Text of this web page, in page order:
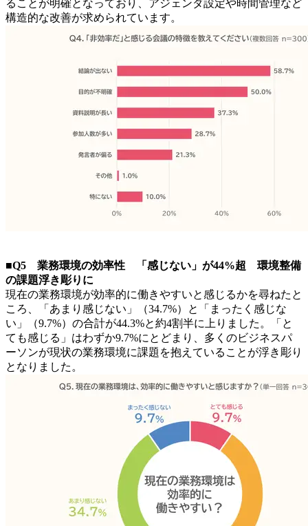
ることが明確となっており、アジェンダ設定や時間管理など
構造的な改善が求められています。
■Q5 業務環境の効率性 「感じない」が44%超 環境整備
の課題浮き彫りに
現在の業務環境が効率的に働きやすいと感じるかを尋ねたと
ころ、「あまり感じない」（34.7%）と「まったく感じな
い」（9.7%）の合計が44.3%と約4割半に上りました。「と
ても感じる」はわずか9.7%にとどまり、多くのビジネスパ
ーソンが現状の業務環境に課題を抱えていることが浮き彫り
となりました。